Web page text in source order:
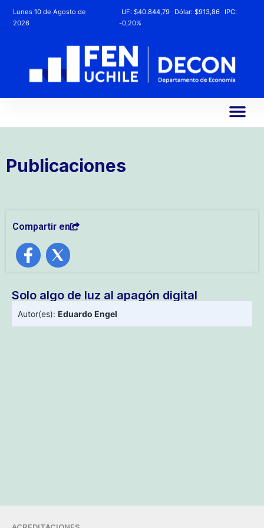
Lunes 10 de Agosto de
2026
UF:$40.844,79 Dólar:$913,86
IPC:
-0,20%
Publicaciones
Compartir en
Solo algo de luz al apagón digital
Autor(es): Eduardo Engel